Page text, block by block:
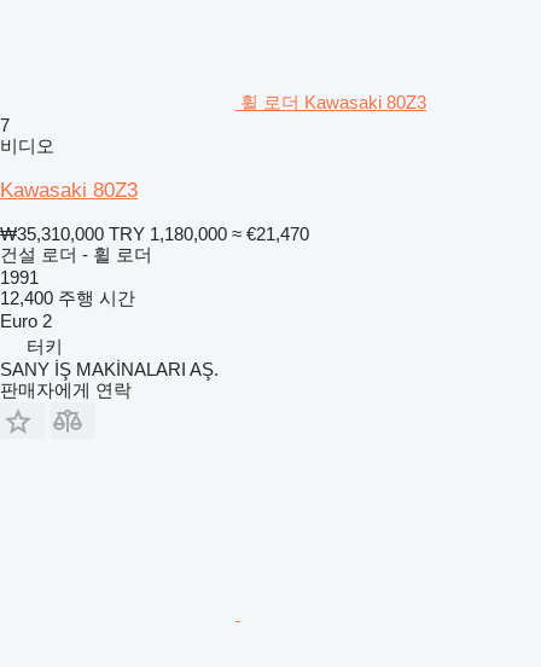
휠 로더 Kawasaki 80Z3
7
비디오
Kawasaki 80Z3
₩35,310,000 TRY 1,180,000 ≈ €21,470
건설 로더 - 휠 로더
1991
12,400 주행 시간
Euro 2
터키
SANY İŞ MAKİNALARI AŞ.
판매자에게 연락